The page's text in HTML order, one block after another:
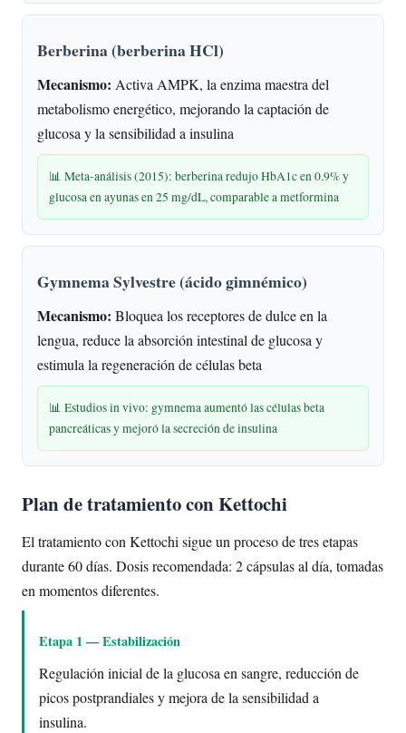
Berberina (berberina HCl)
Mecanismo: Activa AMPK, la enzima maestra del
metabolismo energético, mejorando la captación de
glucosa y la sensibilidad a insulina
📊 Meta-análisis (2015): berberina redujo HbA1c en 0.9% y
glucosa en ayunas en 25 mg/dL, comparable a metformina
Gymnema Sylvestre (ácido gimnémico)
Mecanismo: Bloquea los receptores de dulce en la
lengua, reduce la absorción intestinal de glucosa y
estimula la regeneración de células beta
📊 Estudios in vivo: gymnema aumentó las células beta
pancreáticas y mejoró la secreción de insulina
Plan de tratamiento con Kettochi
El tratamiento con Kettochi sigue un proceso de tres etapas
durante 60 días. Dosis recomendada: 2 cápsulas al día, tomadas
en momentos diferentes.
Etapa 1 — Estabilización
Regulación inicial de la glucosa en sangre, reducción de
picos postprandiales y mejora de la sensibilidad a
insulina.